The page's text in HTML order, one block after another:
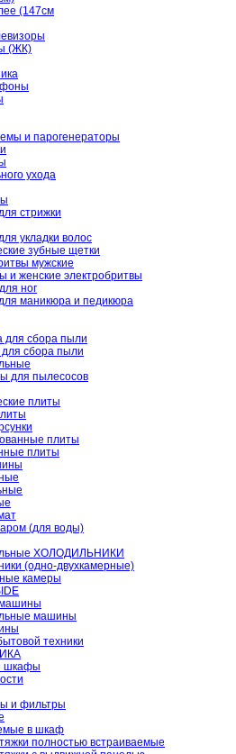
(147см
(ЖК)
и парогенераторы
ухода
стрижки
укладки волос
зубные щетки
мужские
и женские электробритвы
ног
маникюра и педикюра
для сбора пыли
сбора пыли
для пылесосов
плиты
плиты
плиты
(для воды)
ХОЛОДИЛЬНИКИ
(одно-двухкамерные)
камеры
машины
техники
шкафы
и фильтры
в шкаф
полностью встраиваемые